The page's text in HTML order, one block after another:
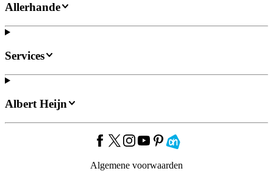
Allerhande
Services
Albert Heijn
Algemene voorwaarden